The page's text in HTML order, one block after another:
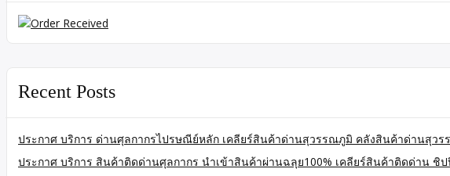
Recent Posts
ประกาศ บริการ ด่านศุลกากรไปรษณีย์หลัก เคลียร์สินค้าด่านสุวรรณภูมิ คลังสินค้าด่านสุว
ประกาศ บริการ สินค้าติดด่านศุลกากร นำเข้าสินค้าผ่านฉลุย100% เคลียร์สินค้าติดด่าน ชิ